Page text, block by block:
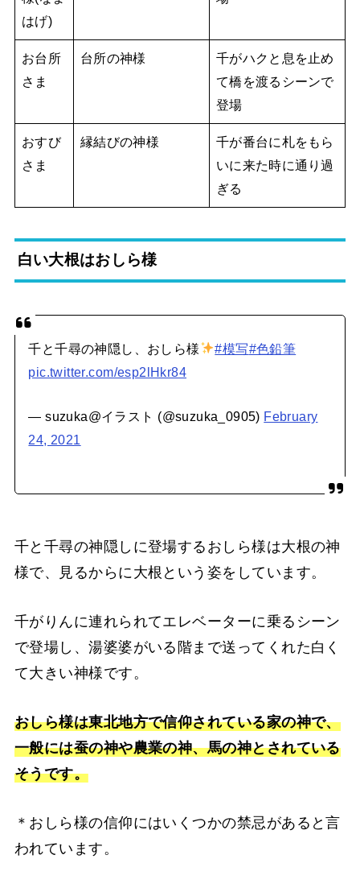
はげ)
お台所
さま
台所の神様
千がハクと息を止め
て橋を渡るシーンで
登場
おすび
さま
縁結びの神様
千が番台に札をもら
いに来た時に通り過
ぎる
白い大根はおしら様
千と千尋の神隠し、おしら様 #模写#色鉛筆
pic.twitter.com/esp2lHkr84
— suzuka@イラスト (@suzuka_0905) February
24, 2021
千と千尋の神隠しに登場するおしら様は大根の神
様で、見るからに大根という姿をしています。
千がりんに連れられてエレベーターに乗るシーン
で登場し、湯婆婆がいる階まで送ってくれた白く
て大きい神様です。
おしら様は東北地方で信仰されている家の神で、
一般には蚕の神や農業の神、馬の神とされている
そうです。
＊おしら様の信仰にはいくつかの禁忌があると言
われています。